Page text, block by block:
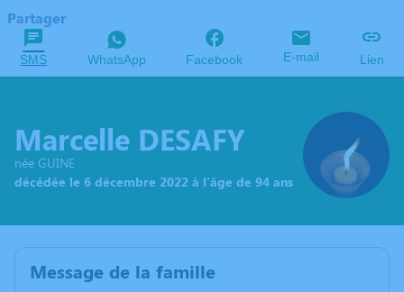
Partager
SMS WhatsApp Facebook E-mail Lien
Marcelle DESAFY
née GUINE
décédée le 6 décembre 2022 à l'âge de 94 ans
Message de la famille